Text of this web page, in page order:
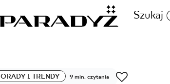
Szukaj
ZADZWOŃ DO NAS
I TRENDY 9 min. czytania